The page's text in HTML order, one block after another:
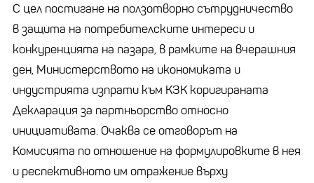
С цел постигане на ползотворно сътрудничество
в защита на потребителските интереси и
конкуренцията на пазара, в рамките на вчерашния
ден, Министерството на икономиката и
индустрията изпрати към КЗК коригираната
Декларация за партньорство относно
инициативата. Очаква се отговорът на
Комисията по отношение на формулировките в нея
и респективното им отражение върху